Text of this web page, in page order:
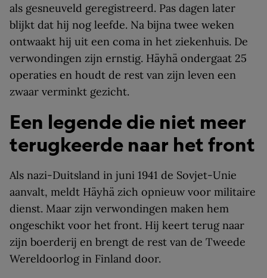
als gesneuveld geregistreerd. Pas dagen later
blijkt dat hij nog leefde. Na bijna twee weken
ontwaakt hij uit een coma in het ziekenhuis. De
verwondingen zijn ernstig. Häyhä ondergaat 25
operaties en houdt de rest van zijn leven een
zwaar verminkt gezicht.
Een legende die niet meer
terugkeerde naar het front
Als nazi-Duitsland in juni 1941 de Sovjet-Unie
aanvalt, meldt Häyhä zich opnieuw voor militaire
dienst. Maar zijn verwondingen maken hem
ongeschikt voor het front. Hij keert terug naar
zijn boerderij en brengt de rest van de Tweede
Wereldoorlog in Finland door.